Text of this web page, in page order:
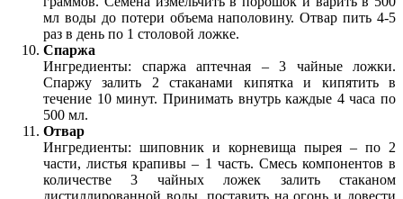
мл воды до потери объема наполовину. Отвар пить 4-5
раз в день по 1 столовой ложке.
Спаржа
Ингредиенты: спаржа аптечная – 3 чайные ложки.
Спаржу залить 2 стаканами кипятка и кипятить в
течение 10 минут. Принимать внутрь каждые 4 часа по
500 мл.
Отвар
Ингредиенты: шиповник и корневища пырея – по 2
части, листья крапивы – 1 часть. Смесь компонентов в
количестве 3 чайных ложек залить стаканом
дистиллированной воды, поставить на огонь и довести